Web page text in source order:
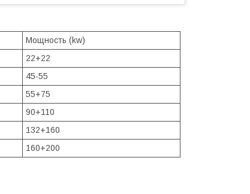
Мощность (kw)
22+22
45-55
55+75
90+110
132+160
160+200